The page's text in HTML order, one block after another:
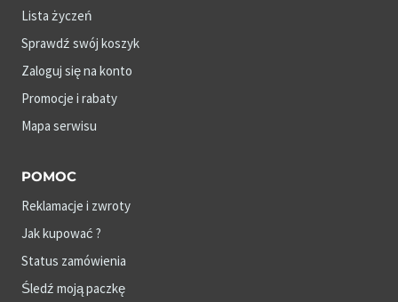
Lista życzeń
Sprawdź swój koszyk
Zaloguj się na konto
Promocje i rabaty
Mapa serwisu
POMOC
Reklamacje i zwroty
Jak kupować ?
Status zamówienia
Śledź moją paczkę